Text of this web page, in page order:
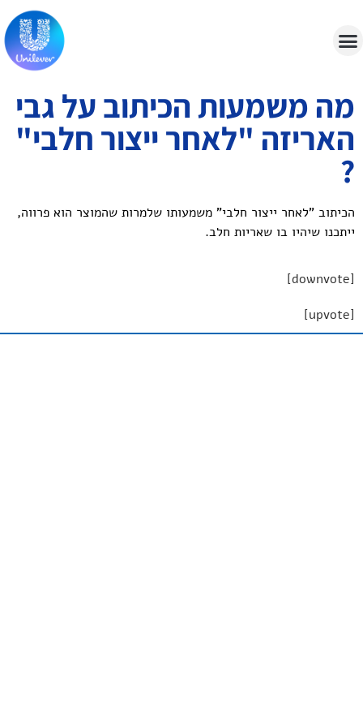
מה משמעות הכיתוב על גבי
האריזה "לאחר ייצור חלבי"
?
הכיתוב "לאחר ייצור חלבי" משמעותו שלמרות שהמוצר הוא פרווה,
ייתכנו שיהיו בו שאריות חלב.
[downvote]
[upvote]